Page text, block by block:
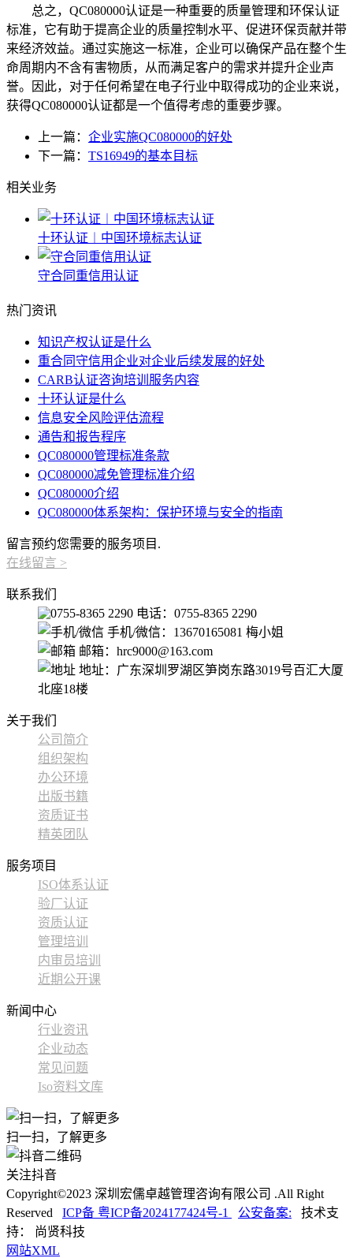
总之，QC080000认证是一种重要的质量管理和环保认证
标准，它有助于提高企业的质量控制水平、促进环保贡献并带
来经济效益。通过实施这一标准，企业可以确保产品在整个生
命周期内不含有害物质，从而满足客户的需求并提升企业声
誉。因此，对于任何希望在电子行业中取得成功的企业来说，
获得QC080000认证都是一个值得考虑的重要步骤。
上一篇： 企业实施QC080000的好处
下一篇： TS16949的基本目标
相关业务
十环认证︱中国环境标志认证
守合同重信用认证
热门资讯
知识产权认证是什么
重合同守信用企业对企业后续发展的好处
CARB认证咨询培训服务内容
十环认证是什么
信息安全风险评估流程
通告和报告程序
QC080000管理标准条款
QC080000减免管理标准介绍
QC080000介绍
QC080000体系架构：保护环境与安全的指南
留言预约您需要的服务项目.
在线留言 >
联系我们
电话：0755-8365 2290
手机/微信：13670165081 梅小姐
邮箱：hrc9000@163.com
地址：广东深圳罗湖区笋岗东路3019号百汇大厦
北座18楼
关于我们
公司简介
组织架构
办公环境
出版书籍
资质证书
精英团队
服务项目
ISO体系认证
验厂认证
资质认证
管理培训
内审员培训
近期公开课
新闻中心
行业资讯
企业动态
常见问题
Iso资料文库
扫一扫，了解更多
关注抖音
Copyright©2023 深圳宏儒卓越管理咨询有限公司 .All Right
Reserved
ICP备 粤ICP备2024177424号-1 公安备案:
技术支
持： 尚贤科技
网站XML